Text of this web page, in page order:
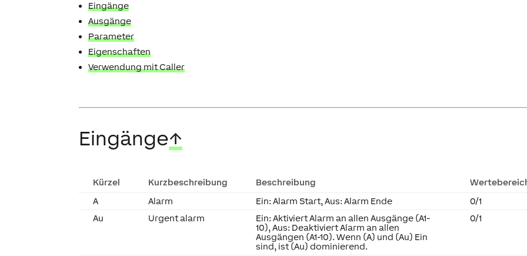
Eingänge
Ausgänge
Parameter
Eigenschaften
Verwendung mit Caller
Eingänge↑
Kürzel Kurzbeschreibung Beschreibung
A
Alarm Ein: Alarm Start, Aus: Alarm Ende
0/1
Au
Urgent alarm
Ein: Aktiviert Alarm an allen Ausgänge (A1-
10), Aus: Deaktiviert Alarm an allen
Ausgängen (A1-10). Wenn (A) und (Au) Ein
sind, ist (Au) dominierend.
0/1